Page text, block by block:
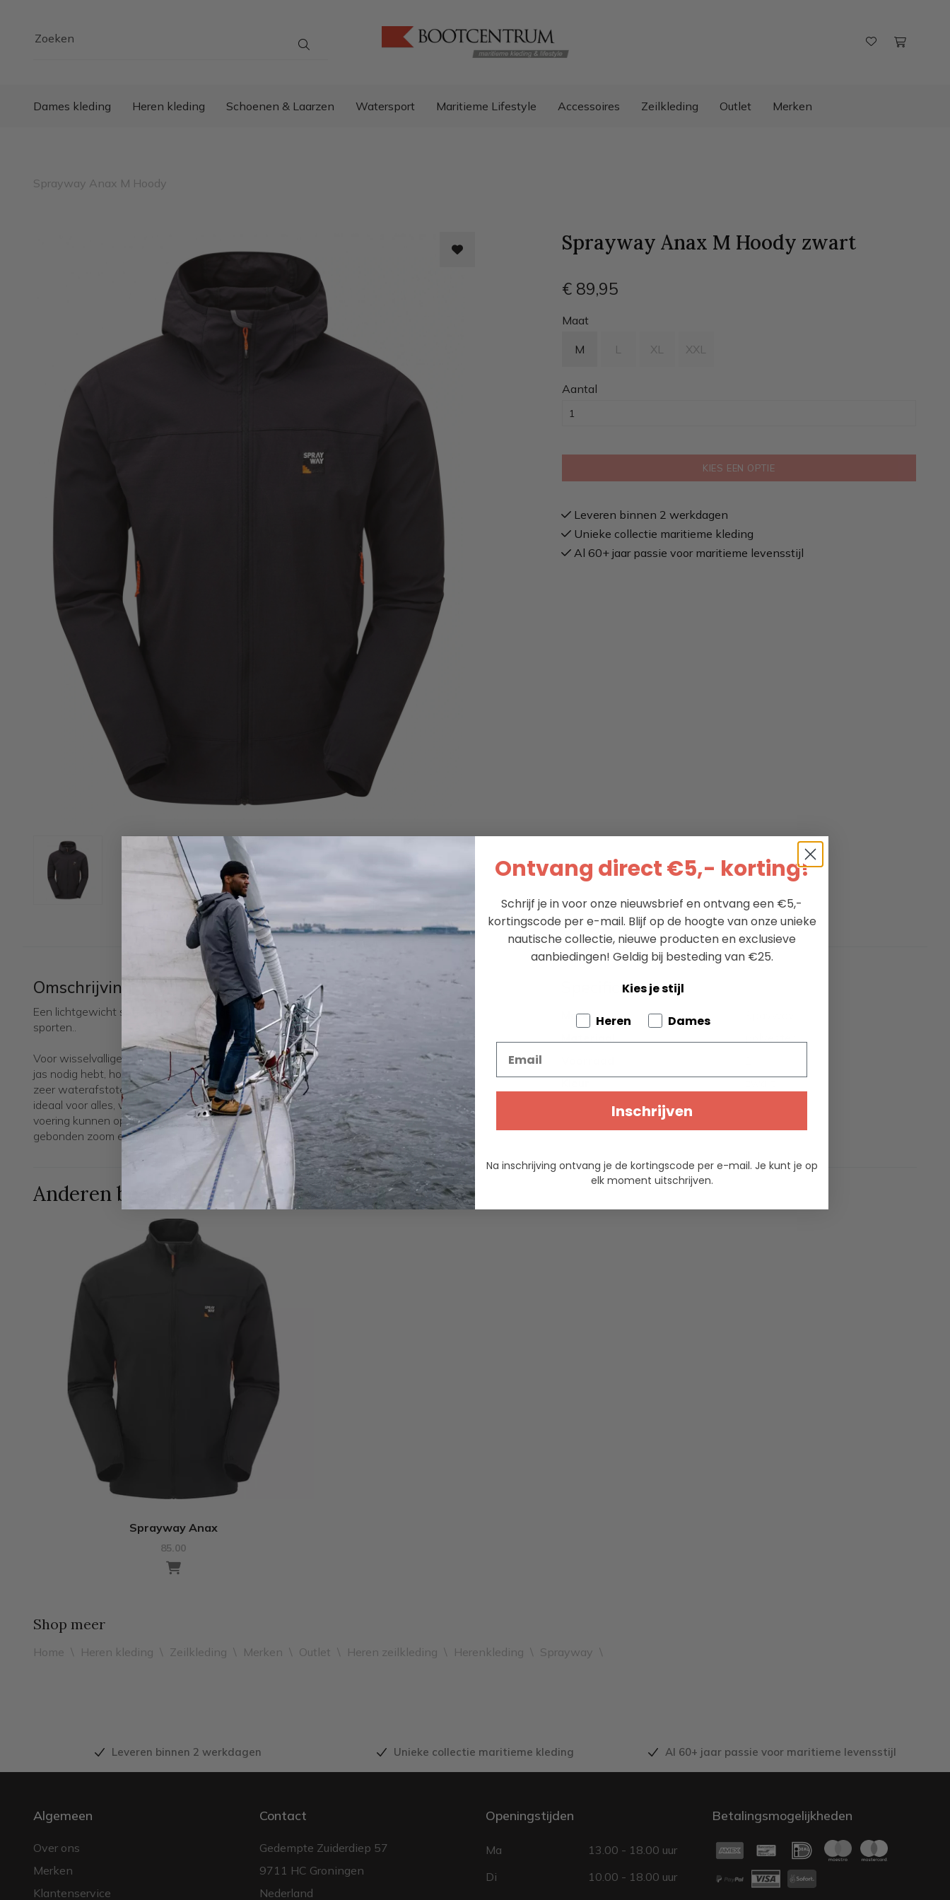
Zoeken
Dames kleding Heren kleding Schoenen & Laarzen Watersport Maritieme Lifestyle Accessoires Zeilkleding Outlet Merken
Sprayway Anax M Hoody
Sprayway Anax M Hoody zwart
€ 89,95
Maat
M L XL XXL
Aantal
KIES EEN OPTIE
Leveren binnen 2 werkdagen
Unieke collectie maritieme kleding
Al 60+ jaar passie voor maritieme levensstijl
Omschrijving
Een lichtgewicht softshell-hoody die de perfecte bescherming biedt, ook bij actief
sporten..
Voor wisselvallige dagen waarop je geen volledige bescherming van een waterdichte
jas nodig hebt, hoef je niet verder te zoeken. De TecWEAVE™ Stretch 135-stof is
zeer waterafstotend en sneldrogend. De lichtgewicht stretchconstructie maakt het
ideaal voor alles, van fietsen tot wandelen. 2 grote steekzakken met rits en mesh
voering kunnen open blijven voor ventilatie op warmere dagen. Half elastaan
gebonden zoom en manchet sluiten de jas eenvoudig en effectief af .
Specificaties
Merk
Anderen bestelden ook
Sprayway Anax
85.00
Shop meer
Home \ Heren kleding \ Zeilkleding \ Merken \ Outlet \ Heren zeilkleding \ Herenkleding \ Sprayway \
Leveren binnen 2 werkdagen Unieke collectie maritieme kleding Al 60+ jaar passie voor maritieme levensstijl
Algemeen
Over ons
Merken
Klantenservice
Contact
Gedempte Zuiderdiep 57
9711 HC Groningen
Nederland
Openingstijden
Ma
13.00 - 18.00 uur
Di
10.00 - 18.00 uur
Betalingsmogelijkheden
Ontvang direct €5,- korting!
Schrijf je in voor onze nieuwsbrief en ontvang een €5,-
kortingscode per e-mail. Blijf op de hoogte van onze unieke
nautische collectie, nieuwe producten en exclusieve
aanbiedingen! Geldig bij besteding van €25.
Kies je stijl
Tell us about your pets
Heren
Dames
Inschrijven
Na inschrijving ontvang je de kortingscode per e-mail. Je kunt je op
elk moment uitschrijven.